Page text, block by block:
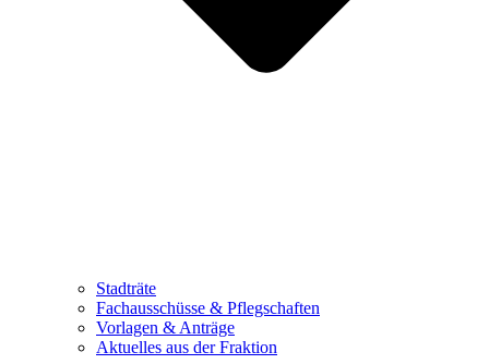
Stadträte
Fachausschüsse & Pflegschaften
Vorlagen & Anträge
Aktuelles aus der Fraktion